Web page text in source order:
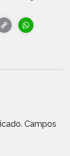
Copy
Campos